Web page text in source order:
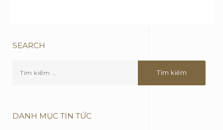
SEARCH
DANH MỤC TIN TỨC